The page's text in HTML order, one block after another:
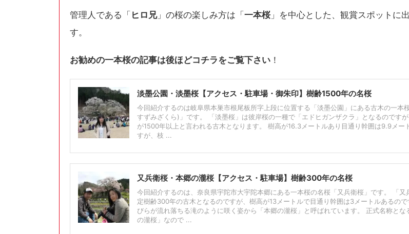
管理人である「 ヒロ兄」の桜の楽しみ方は「 一本桜」を中心とした、観賞スポットに
す。
お勧めの一本桜の記事は後ほどコチラをご覧下さい ！
淡墨公園・淡墨桜【アクセス・駐車場・御朱印】樹齢1500年の名桜
今回紹介するのは岐阜県本巣市根尾板所字上段に位置する「淡墨公園」にある古木の一本
すずみざくら)」です。 「淡墨桜」は彼岸桜の一種で「エドヒガンザクラ」となるのです
が1500年以上と言われる古木となります。 樹高が16.3メートルあり目通り幹囲は9.9メー
すが、枝 ...
又兵衛桜・本郷の瀧桜【アクセス・駐車場】樹齢300年の名桜
今回紹介するのは、奈良県宇陀市大宇陀本郷にある一本桜の名桜「又兵衛桜」です。 「又
定樹齢300年の古木となるのですが、樹高が13メートルで目通り幹囲は3メートルあるの
びらが流れ落ちる滝のように咲く姿から「本郷の瀧桜」と呼ばれています。 正式名称とな
の瀧桜」なので ...